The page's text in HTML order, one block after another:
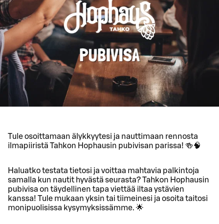
Tule osoittamaan älykkyytesi ja nauttimaan rennosta
ilmapiiristä Tahkon Hophausin pubivisan parissa! 🍻🧠
Haluatko testata tietosi ja voittaa mahtavia palkintoja
samalla kun nautit hyvästä seurasta? Tahkon Hophausin
pubivisa on täydellinen tapa viettää iltaa ystävien
kanssa! Tule mukaan yksin tai tiimeinesi ja osoita taitosi
monipuolisissa kysymyksissämme. 🌟